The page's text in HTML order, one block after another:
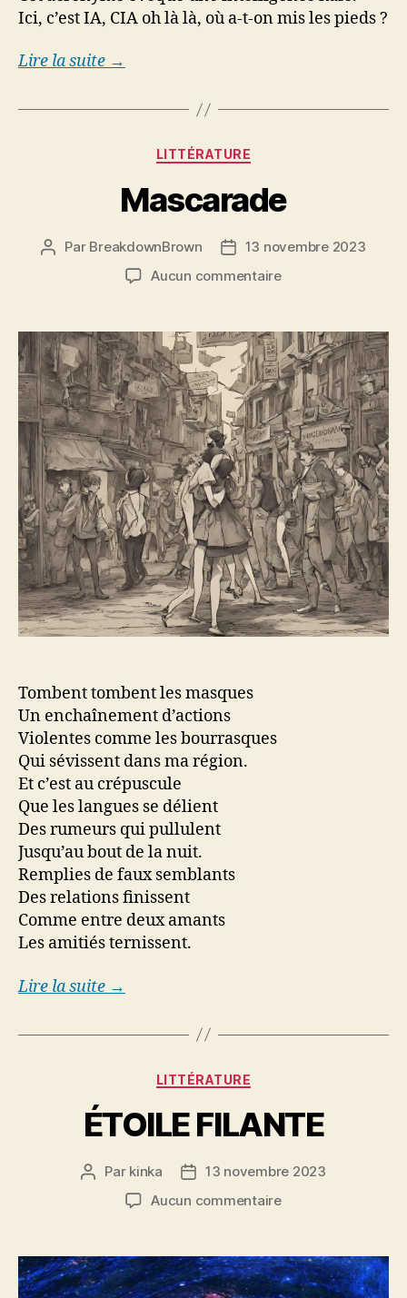
Ici, c’est IA, CIA oh là là, où a-t-on mis les pieds ?
Lire la suite →
Catégories
LITTÉRATURE
Mascarade
Auteur
Par BreakdownBrown
Date13 novembre 2023
Aucun commentairesur
Tombent tombent les masques
Un enchaînement d’actions
Violentes comme les bourrasques
Qui sévissent dans ma région.
Et c’est au crépuscule
Que les langues se délient
Des rumeurs qui pullulent
Jusqu’au bout de la nuit.
Remplies de faux semblants
Des relations finissent
Comme entre deux amants
Les amitiés ternissent.
Lire la suite →
Catégories
LITTÉRATURE
ÉTOILE FILANTE
Auteur
l’article
Par kinka
Date13 novembre 2023
Aucun commentairesur